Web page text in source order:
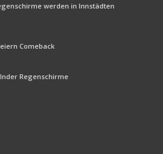
werden in Innstädten
Comeback
Regenschirme